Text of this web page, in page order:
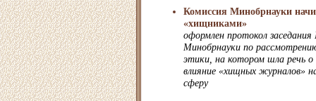
Комиссия Минобрнауки
«хищниками»
оформлен протокол заседания
Минобрнауки по
этики, на котором шла речь
влияние «хищных журналов»
сферу